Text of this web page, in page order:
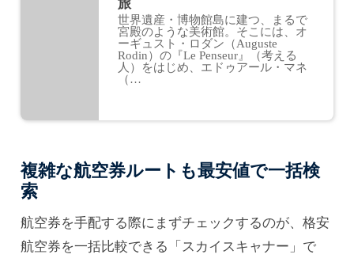
旅
世界遺産・博物館島に建つ、まるで
宮殿のような美術館。そこには、オ
ーギュスト・ロダン（Auguste
Rodin）の『Le Penseur』（考える
人）をはじめ、エドゥアール・マネ
（…
複雑な航空券ルートも最安値で一括検
索
航空券を手配する際にまずチェックするのが、格安
航空券を一括比較できる「スカイスキャナー」で